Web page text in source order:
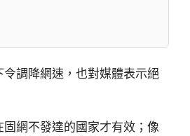
調降網速，也對媒體表示絕
網不發達的國家才有效；像